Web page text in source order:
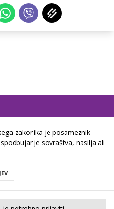
zakonika je posameznik
sovraštva, nasilja ali